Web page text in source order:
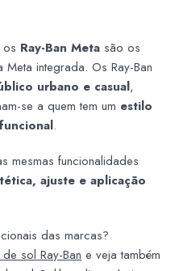
Ray-Ban Meta são os
integrada. Os Ray-Ban
urbano e casual,
se a quem tem um estilo
.
mesmas funcionalidades
ajuste e aplicação
das marcas?
sol Ray-Ban e veja também